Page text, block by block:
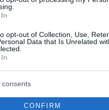
opt-out of Collection, Use,
Data that Is Unrelated
consents
CONFIRM